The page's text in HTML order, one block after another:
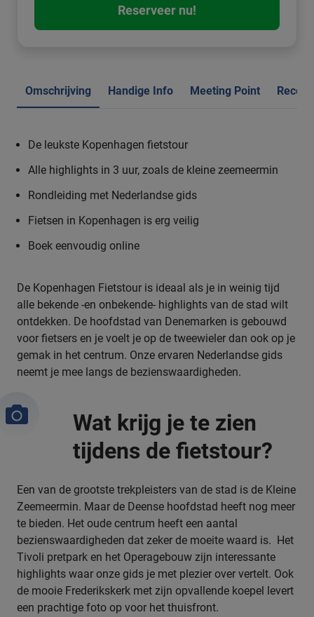
Reserveer nu!
Omschrijving Handige Info Meeting Point
De leukste Kopenhagen fietstour
Alle highlights in 3 uur, zoals de kleine zeemeermin
Rondleiding met Nederlandse gids
Fietsen in Kopenhagen is erg veilig
Boek eenvoudig online
De Kopenhagen Fietstour is ideaal als je in weinig tijd
alle bekende -en onbekende- highlights van de stad wilt
ontdekken. De hoofdstad van Denemarken is gebouwd
voor fietsers en je voelt je op de tweewieler dan ook op je
gemak in het centrum. Onze ervaren Nederlandse gids
neemt je mee langs de bezienswaardigheden.
Wat krijg je te zien
tijdens de fietstour?
Een van de grootste trekpleisters van de stad is de Kleine
Zeemeermin. Maar de Deense hoofdstad heeft nog meer
te bieden. Het oude centrum heeft een aantal
bezienswaardigheden dat zeker de moeite waard is. Het
Tivoli pretpark en het Operagebouw zijn interessante
highlights waar onze gids je met plezier over vertelt. Ook
de mooie Frederikskerk met zijn opvallende koepel levert
een prachtige foto op voor het thuisfront.